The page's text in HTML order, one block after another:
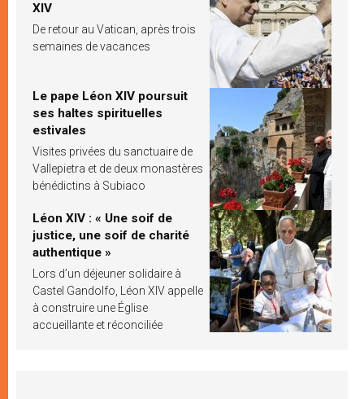
XIV
De retour au Vatican, après trois
semaines de vacances
Le pape Léon XIV poursuit
ses haltes spirituelles
estivales
Visites privées du sanctuaire de
Vallepietra et de deux monastères
bénédictins à Subiaco
Léon XIV : « Une soif de
justice, une soif de charité
authentique »
Lors d’un déjeuner solidaire à
Castel Gandolfo, Léon XIV appelle
à construire une Église
accueillante et réconciliée